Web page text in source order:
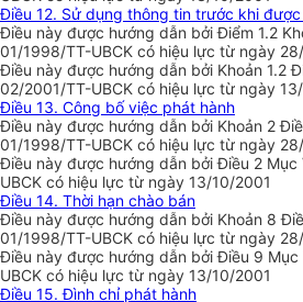
Điều 12. Sử dụng thông tin trước khi
Điều này được hướng dẫn bởi Điểm 1.2
01/1998/TT-UBCK có hiệu lực từ ngày
Điều này được hướng dẫn bởi Khoản 1.2
02/2001/TT-UBCK có hiệu lực từ ngày
Điều 13. Công bố việc phát hành
Điều này được hướng dẫn bởi Khoản 2
01/1998/TT-UBCK có hiệu lực từ ngày
Điều này được hướng dẫn bởi Điều 2
UBCK có hiệu lực từ ngày 13/10/2001
Điều 14. Thời hạn chào bán
Điều này được hướng dẫn bởi Khoản 8
01/1998/TT-UBCK có hiệu lực từ ngày
Điều này được hướng dẫn bởi Điều 9
UBCK có hiệu lực từ ngày 13/10/2001
Điều 15. Đình chỉ phát hành